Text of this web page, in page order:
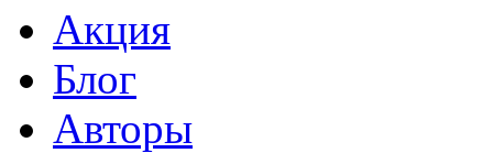
Акция
Блог
Авторы